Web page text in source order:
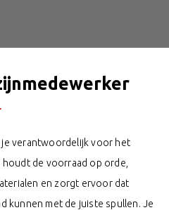
je verantwoordelijk voor het
houdt de voorraad op orde,
en zorgt ervoor dat
kunnen met de juiste spullen. Je